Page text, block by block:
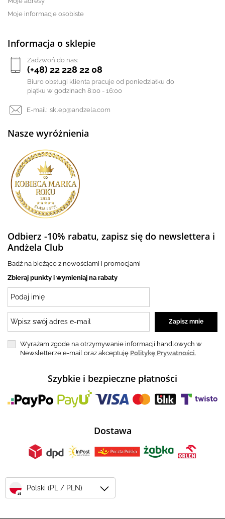
Moje informacje osobiste
Informacja o sklepie
Zadzwoń do nas:
(+48) 22 228 22 08
Biuro obsługi klienta pracuje od poniedziałku do
piątku w godzinach 8:00 - 16:00
E-mail: sklep@andzela.com
Nasze wyróżnienia
Odbierz -10% rabatu, zapisz się do newslettera i
Andżela Club
Badź na bieżąco z nowościami i promocjami
Zbieraj punkty i wymieniaj na rabaty
Wyrażam zgode na otrzymywanie informacji handlowych w
Newsletterze e-mail oraz akceptuję Politykę Prywatności.
Szybkie i bezpieczne płatności
Dostawa
zł
Polski (PL / PLN)